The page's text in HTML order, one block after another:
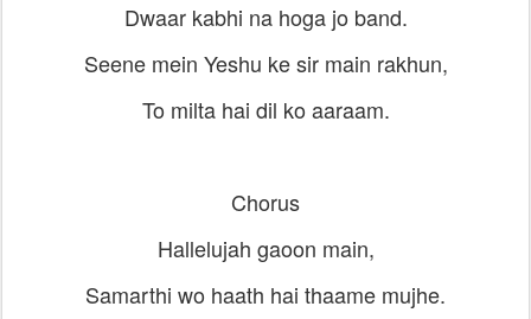
Dwaar kabhi na hoga jo band.
Seene mein Yeshu ke sir main rakhun,
To milta hai dil ko aaraam.
Chorus
Hallelujah gaoon main,
Samarthi wo haath hai thaame mujhe.